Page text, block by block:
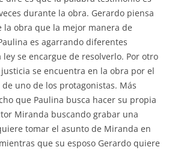
durante la obra. Gerardo piensa
obra que la mejor manera de
es agarrando diferentes
se encargue de resolverlo. Por otro
se encuentra en la obra por el
uno de los protagonistas. Más
que Paulina busca hacer su propia
Miranda buscando grabar una
tomar el asunto de Miranda en
que su esposo Gerardo quiere